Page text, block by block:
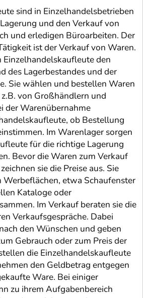
sind in Einzelhandelsbetrieben
und den Verkauf von
und erledigen Büroarbeiten. Der
ist der Verkauf von Waren.
den
des Lagerbestandes und der
Sie wählen und bestellen Waren
von Großhändlern und
der Warenübernahme
ob Bestellung
Im Warenlager sorgen
für die richtige Lagerung
Bevor die Waren zum Verkauf
sie die Preise aus. Sie
etwa Schaufenster
Kataloge oder
Im Verkauf beraten sie die
Verkaufsgespräche. Dabei
den Wünschen und geben
Gebrauch oder zum Preis der
die Einzelhandelskaufleute
den Geldbetrag entgegen
Ware. Bei einiger
zu ihrem Aufgabenbereich